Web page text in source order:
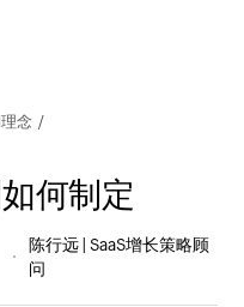
念 /
何制定
陈行远 | SaaS增长策略顾
问